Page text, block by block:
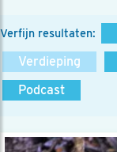
Verfijn resultaten:
Verdieping
Podcast